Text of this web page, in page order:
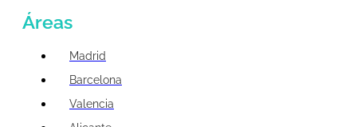
Áreas
Madrid
Barcelona
Valencia